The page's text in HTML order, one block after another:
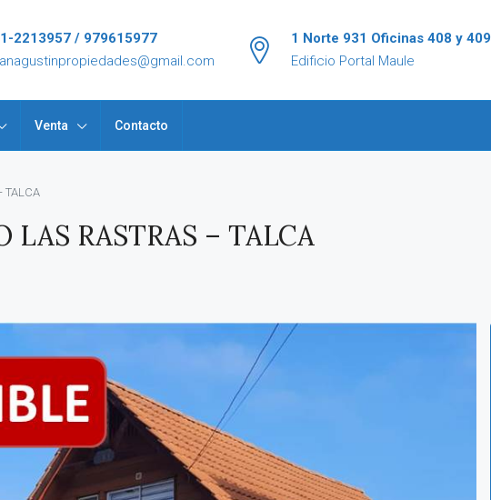
2213957 / 979615977
1 Norte 931 Oficinas 408 y 409
Edificio Portal Maule
Venta Contacto
TALCA
LAS RASTRAS – TALCA